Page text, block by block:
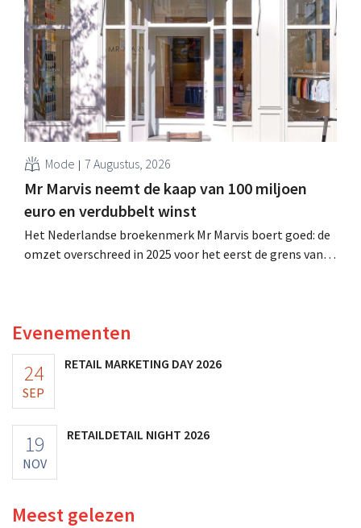
is dan een jaar eerder. Na die beter dan verwachte start
verhoogt het bedrijf ook zijn vooruitzichten voor het
volledige boekjaar.
Mode 7 Augustus, 2026
Mr Marvis neemt de kaap van 100 miljoen
euro en verdubbelt winst
Het Nederlandse broekenmerk Mr Marvis boert goed: de
omzet overschreed in 2025 voor het eerst de grens van
Evenementen
24
SEP
RETAIL MARKETING DAY 2026
19
NOV
RETAILDETAIL NIGHT 2026
Meest gelezen